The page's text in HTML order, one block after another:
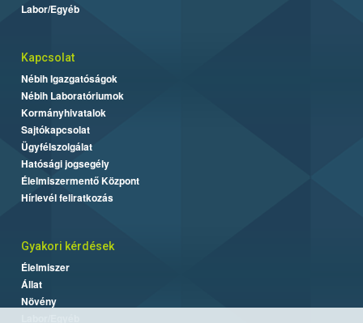
Labor/Egyéb
Kapcsolat
Nébih Igazgatóságok
Nébih Laboratóriumok
Kormányhivatalok
Sajtókapcsolat
Ügyfélszolgálat
Hatósági jogsegély
Élelmiszermentő Központ
Hírlevél feliratkozás
Gyakori kérdések
Élelmiszer
Állat
Növény